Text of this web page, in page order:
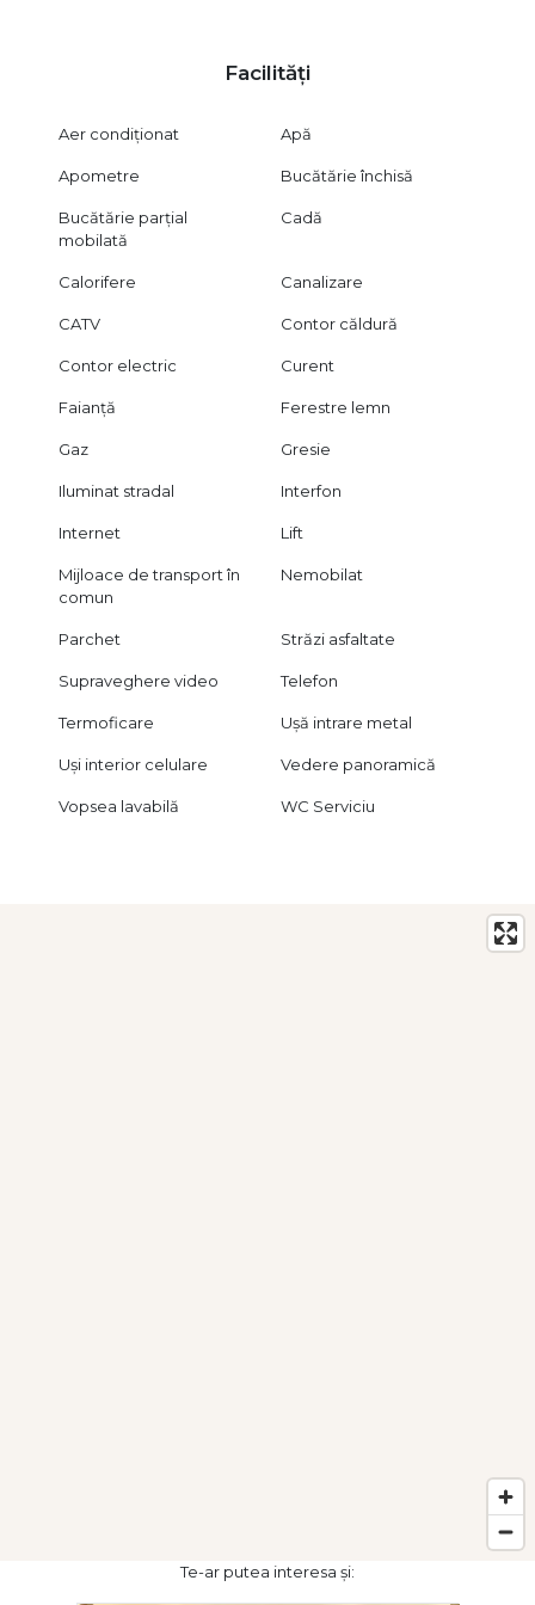
Facilități
Aer condiționat Apă
Apometre Bucătărie închisă
Bucătărie parțial
mobilată
Cadă
Calorifere Canalizare
CATV Contor căldură
Contor electric Curent
Faianță Ferestre lemn
Gaz Gresie
Iluminat stradal Interfon
Internet Lift
Mijloace de transport în
comun
Nemobilat
Parchet Străzi asfaltate
Supraveghere video Telefon
Termoficare Ușă intrare metal
Uși interior celulare Vedere panoramică
Vopsea lavabilă WC Serviciu
Te-ar putea interesa și: